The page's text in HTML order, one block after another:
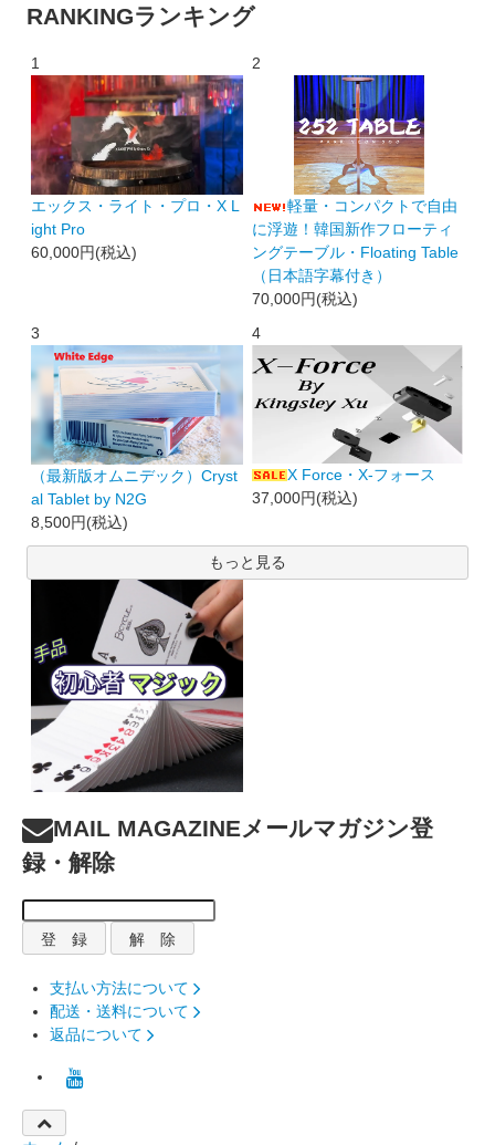
RANKINGランキング
1
エックス・ライト・プロ・X L
ight Pro
60,000円(税込)
2
軽量・コンパクトで自由
に浮遊！韓国新作フローティ
ングテーブル・Floating Table
（日本語字幕付き）
70,000円(税込)
3
（最新版オムニデック）Cryst
al Tablet by N2G
8,500円(税込)
4
X Force・X-フォース
37,000円(税込)
もっと見る
MAIL MAGAZINEメールマガジン登
録・解除
支払い方法について
配送・送料について
返品について